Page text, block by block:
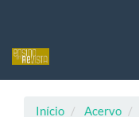
principal
Início Acervo